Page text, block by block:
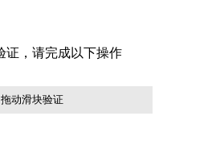
拖动滑块验证